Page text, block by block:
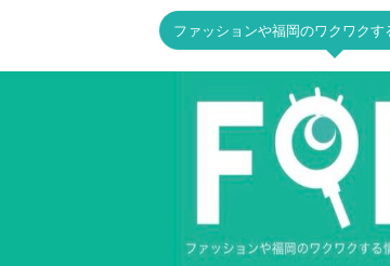
ファッションや福岡のワクワクす